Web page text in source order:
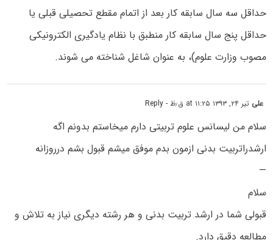
حداقل سه سال سابقه کار بعد از اتمام مقطع تحصیلی قبلی یا
حداقل پنج سال سابقه کار منطبق با نظام یادگیری الکترونیکی
مصوب وزارت علوم)، به عنوان شاغل شناخته می شوند.
علی تیر ۲۴, ۱۳۹۳ at ۱۱:۲۵ ق٫ظ - Reply
سلام من لیسانس علوم تربیتی دارم میخاستم بدونم اگه
ارشدراتربیت بدنی ازمون بدم موفق میشم قبول بشم درروزانه
—
سلام
قبولی شما در ارشد تربیت بدنی و هر رشته دیگری نیاز به تلاش و
مطالعه دقیق دارد.